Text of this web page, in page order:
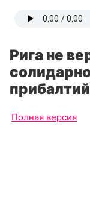
Рига не
Полная версия